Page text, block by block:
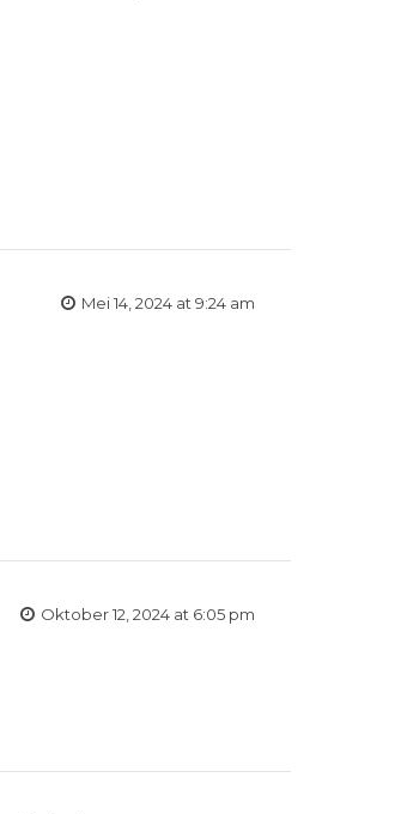
Mei 14, 2024 at 9:24 am
Oktober 12, 2024 at 6:05 pm